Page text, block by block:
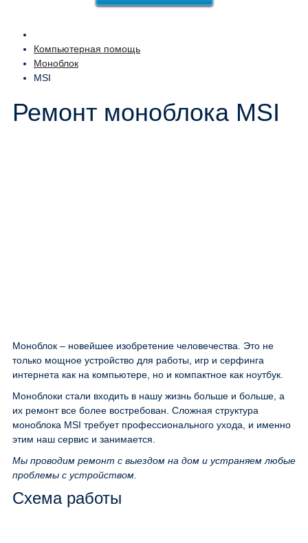
Компьютерная помощь
Моноблок
MSI
Ремонт моноблока MSI
Моноблок – новейшее изобретение человечества. Это не
только мощное устройство для работы, игр и серфинга
интернета как на компьютере, но и компактное как ноутбук.
Моноблоки стали входить в нашу жизнь больше и больше, а
их ремонт все более востребован. Сложная структура
моноблока MSI требует профессионального ухода, и именно
этим наш сервис и занимается.
Мы проводим ремонт с выездом на дом и устраняем любые
проблемы с устройством.
Схема работы